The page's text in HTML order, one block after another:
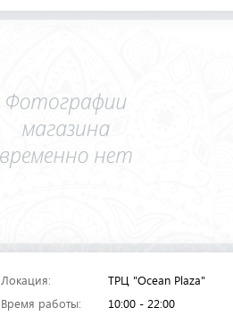
Локация:
ТРЦ "Ocean Plaza"
Время работы:
10:00 - 22:00